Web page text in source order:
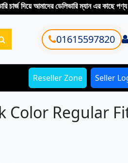
আমাদের ডেলিভারি ম্যান এর কাছে পণ্য রিটার্ন
01615597820
Reseller Zone Seller
Color Regular